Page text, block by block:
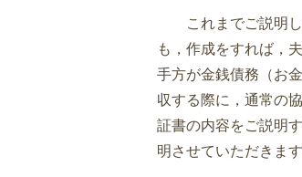
これまでご説明し
も，作成をすれば，
手方が金銭債務（お
収する際に，通常の
証書の内容をご説明
明させていただきます